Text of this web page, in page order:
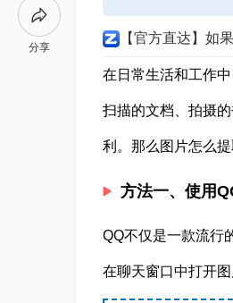
分享
【官方直达】如
在日常生活和工作
扫描的文档、拍摄
利。那么图片怎么
方法一、使用
QQ不仅是一款流行
在聊天窗口中打开